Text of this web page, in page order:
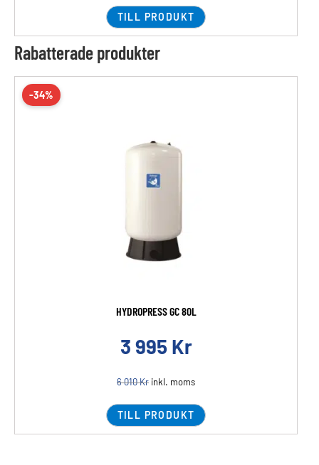
TILL PRODUKT
Rabatterade produkter
-34%
HYDROPRESS GC 80L
3 995 Kr
6 010Kr inkl. moms
TILL PRODUKT